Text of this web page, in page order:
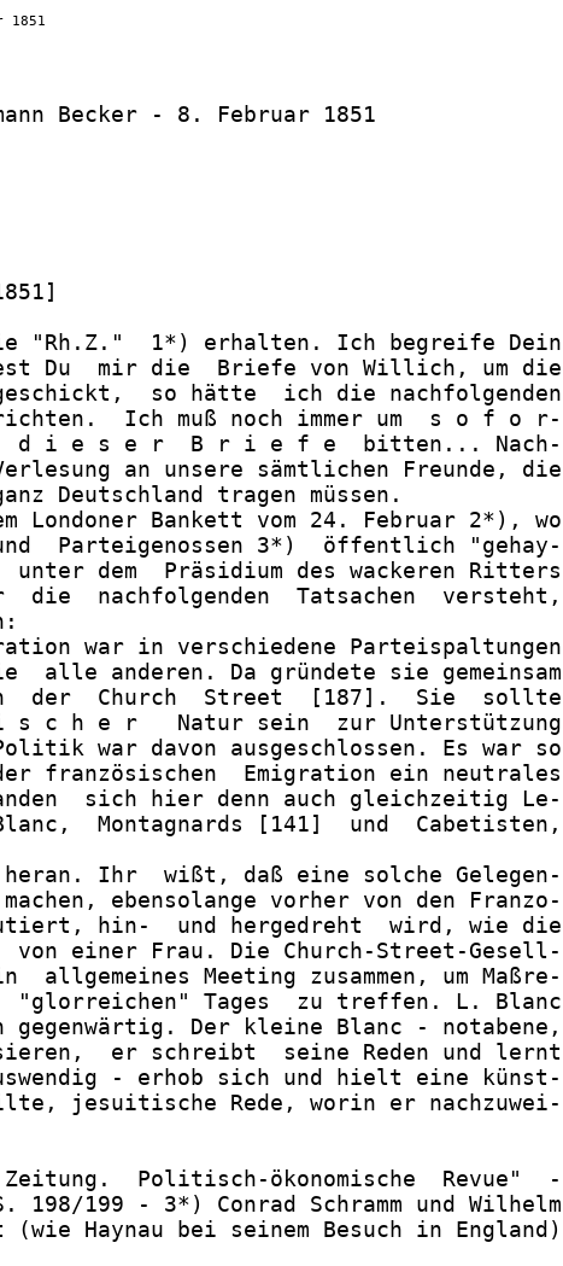
1851
Becker - 8. Februar 1851
"Rh.Z."  1*) erhalten. Ich begreife Dein
Du  mir die  Briefe von Willich, um die
so hätte  ich die nachfolgenden
Ich muß noch immer um  s o f o r-
d i e s e r  B r i e f e  bitten... Nach-
an unsere sämtlichen Freunde, die
Deutschland tragen müssen.
Londoner Bankett vom 24. Februar 2*), wo
Parteigenossen 3*)  öffentlich "gehay-
unter dem  Präsidium des wackeren Ritters
die  nachfolgenden  Tatsachen  versteht,
war in verschiedene Parteispaltungen
alle anderen. Da gründete sie gemeinsam
der  Church  Street  [187].  Sie  sollte
s c h e r   Natur sein  zur Unterstützung
war davon ausgeschlossen. Es war so
französischen  Emigration ein neutrales
sich hier denn auch gleichzeitig Le-
Montagnards [141]  und  Cabetisten,
Ihr  wißt, daß eine solche Gelegen-
ebensolange vorher von den Franzo-
hin-  und hergedreht  wird, wie die
von einer Frau. Die Church-Street-Gesell-
allgemeines Meeting zusammen, um Maßre-
"glorreichen" Tages  zu treffen. L. Blanc
gegenwärtig. Der kleine Blanc - notabene,
er schreibt  seine Reden und lernt
- erhob sich und hielt eine künst-
jesuitische Rede, worin er nachzuwei-
Politisch-ökonomische  Revue"  -
198/199 - 3*) Conrad Schramm und Wilhelm
(wie Haynau bei seinem Besuch in England)